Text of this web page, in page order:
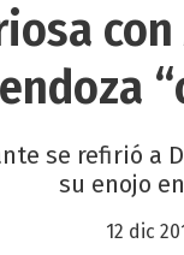
se refirió
su enojo
12 dic